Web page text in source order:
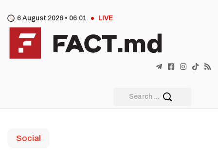
6 August 2026 • 06 01 LIVE
Social